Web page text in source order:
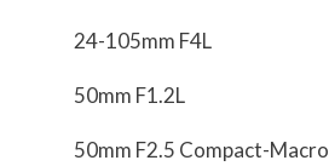
24-105mm F4L
50mm F1.2L
50mm F2.5 Compact-Macro